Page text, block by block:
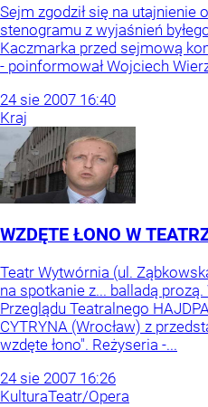
Sejm zgodził się na utajnienie
stenogramu z wyjaśnień
Kaczmarka przed sejmową
- poinformował Wojciech
24 sie 2007 16:40
Kraj
WZDĘTE ŁONO W
Teatr Wytwórnia (ul.
na spotkanie z... balladą
Przeglądu Teatralnego
CYTRYNA (Wrocław) z
wzdęte łono". Reżyseria -...
24 sie 2007 16:26
KulturaTeatr/Opera